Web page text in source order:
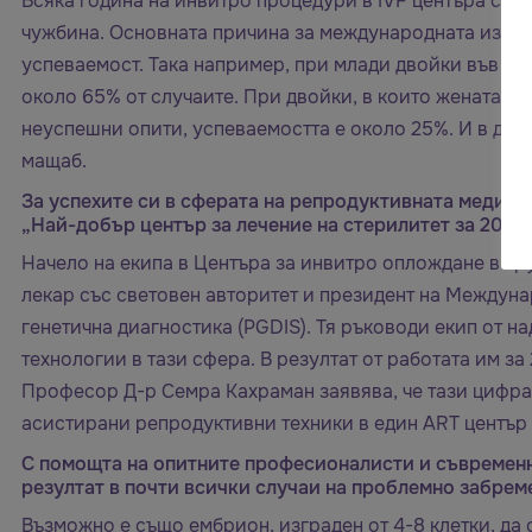
чужбина. Основната причина за международната
успеваемост. Така например, при млади двойки във
около 65% от случаите. При двойки, в които жената
неуспешни опити, успеваемостта е около 25%. И в
мащаб.
За успехите си в сферата на репродуктивната
„Най-добър център за лечение на стерилитет за
Начело на екипа в Центъра за инвитро оплождане в
лекар със световен авторитет и президент на
генетична диагностика (PGDIS). Тя ръководи екип от
технологии в тази сфера. В резултат от работата им
Професор Д-р Семра Кахраман заявява, че тази
асистирани репродуктивни техники в един ART
С помощта на опитните професионалисти и
резултат в почти всички случаи на проблемно
Възможно е също ембрион, изграден от 4-8 клетки,